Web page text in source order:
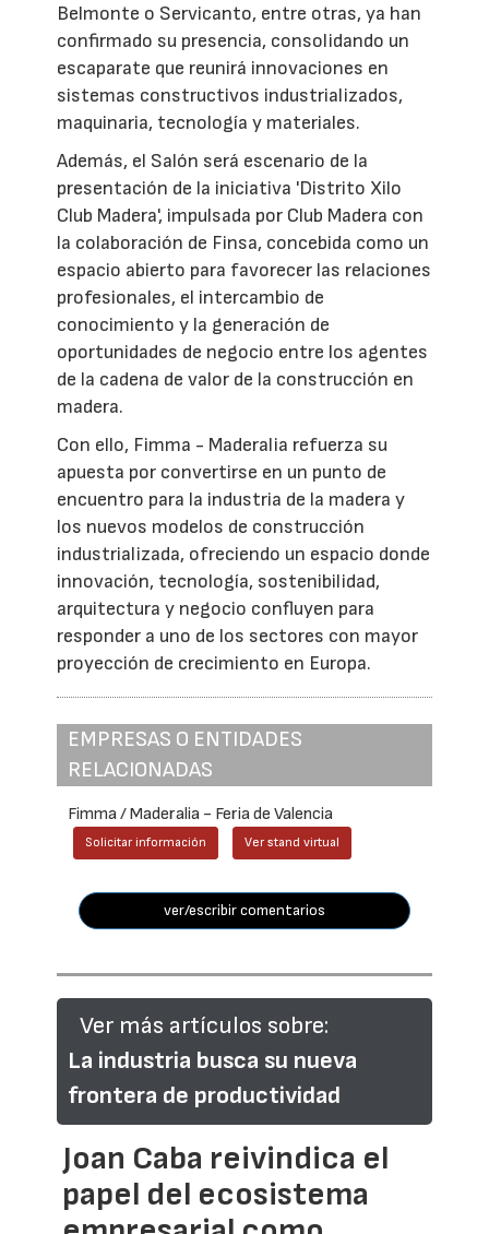
Belmonte o Servicanto, entre otras, ya han
confirmado su presencia, consolidando un
escaparate que reunirá innovaciones en
sistemas constructivos industrializados,
maquinaria, tecnología y materiales.
Además, el Salón será escenario de la
presentación de la iniciativa 'Distrito Xilo
Club Madera', impulsada por Club Madera con
la colaboración de Finsa, concebida como un
espacio abierto para favorecer las relaciones
profesionales, el intercambio de
conocimiento y la generación de
oportunidades de negocio entre los agentes
de la cadena de valor de la construcción en
madera.
Con ello, Fimma - Maderalia refuerza su
apuesta por convertirse en un punto de
encuentro para la industria de la madera y
los nuevos modelos de construcción
industrializada, ofreciendo un espacio donde
innovación, tecnología, sostenibilidad,
arquitectura y negocio confluyen para
responder a uno de los sectores con mayor
proyección de crecimiento en Europa.
EMPRESAS O ENTIDADES
RELACIONADAS
Fimma / Maderalia - Feria de Valencia
Solicitar información Ver stand virtual
ver/escribir comentarios
Ver más artículos sobre:
La industria busca su nueva
frontera de productividad
Joan Caba reivindica el
papel del ecosistema